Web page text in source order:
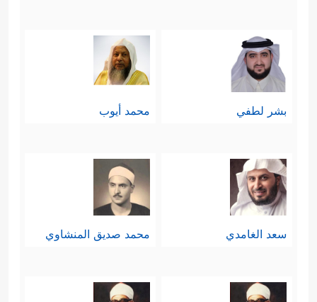
بشر لطفي محمد أيوب
سعد الغامدي محمد صديق المنشاوي